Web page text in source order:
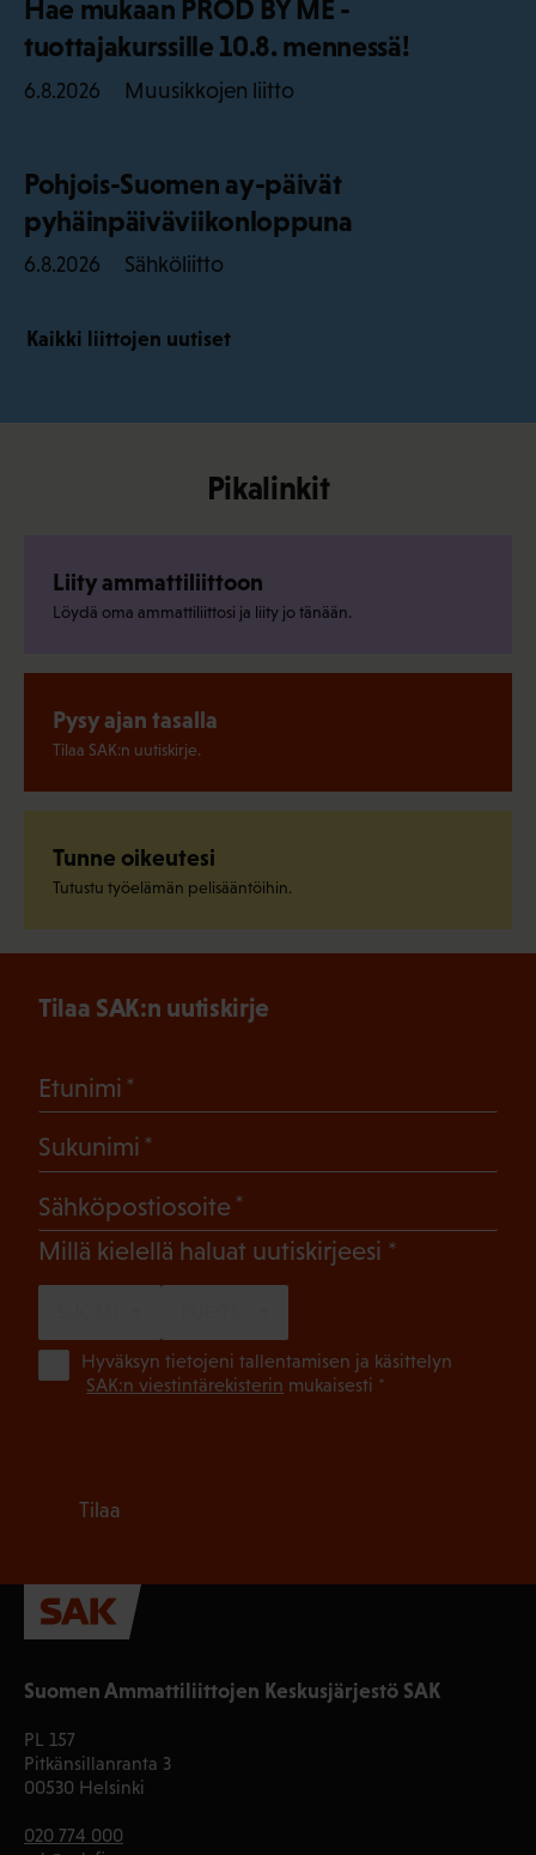
Hae mukaan PROD BY ME -
tuottajakurssille 10.8. mennessä!
6.8.2026 Muusikkojen liitto
Pohjois-Suomen ay-päivät
pyhäinpäiväviikonloppuna
6.8.2026 Sähköliitto
Kaikki liittojen uutiset
Pikalinkit
Liity ammattiliittoon
Löydä oma ammattiliittosi ja liity jo tänään.
Pysy ajan tasalla
Tilaa SAK:n uutiskirje.
Tunne oikeutesi
Tutustu työelämän pelisääntöihin.
Suomen Ammattiliittojen Keskusjärjestö SAK
PL 157
Pitkänsillanranta 3
00530 Helsinki
020 774 000
Tilaa SAK:n uutiskirje
Etunimi
Sukunimi
Sähköpostiosoite
Millä kielellä haluat uutiskirjeesi (Pakollinen)
Hyväksyn tietojeni tallentamisen ja käsittelyn
SAK:n viestintärekisterin mukaisesti *
Tilaa